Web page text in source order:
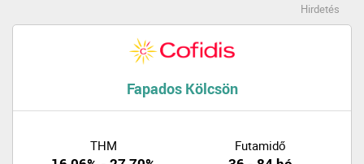
Hirdetés
Fapados Kölcsön
THM Futamidő